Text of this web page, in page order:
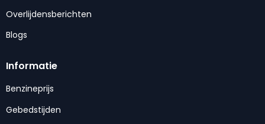
Overlijdensberichten
Blogs
Informatie
Benzineprijs
Gebedstijden